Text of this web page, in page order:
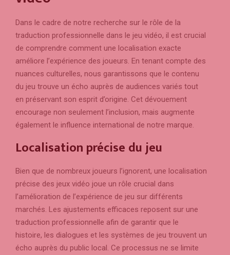
Dans le cadre de notre recherche sur le rôle de la
traduction professionnelle dans le jeu vidéo, il est crucial
de comprendre comment une localisation exacte
améliore l’expérience des joueurs. En tenant compte des
nuances culturelles, nous garantissons que le contenu
du jeu trouve un écho auprès de audiences variés tout
en préservant son esprit d’origine. Cet dévouement
encourage non seulement l’inclusion, mais augmente
également le influence international de notre marque.
Localisation précise du jeu
Bien que de nombreux joueurs l’ignorent, une localisation
précise des jeux vidéo joue un rôle crucial dans
l’amélioration de l’expérience de jeu sur différents
marchés. Les ajustements efficaces reposent sur une
traduction professionnelle afin de garantir que le
histoire, les dialogues et les systèmes de jeu trouvent un
écho auprès du public local. Ce processus ne se limite